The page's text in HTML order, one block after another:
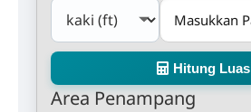
Hitung Luas
Area Penampang